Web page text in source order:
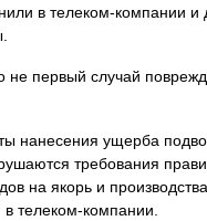
в телеком-компании
не первый случай
нанесения ущерба
требования
на якорь и
телеком-компании.